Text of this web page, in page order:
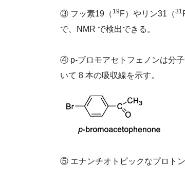
③ フッ素19（ 19 F）やリン31（31
で、NMR で検出できる。
④ p-ブロモアセトフェノンは分子
いて 8 本の吸収線を示す。
⑤ エナンチオトピックなプロト